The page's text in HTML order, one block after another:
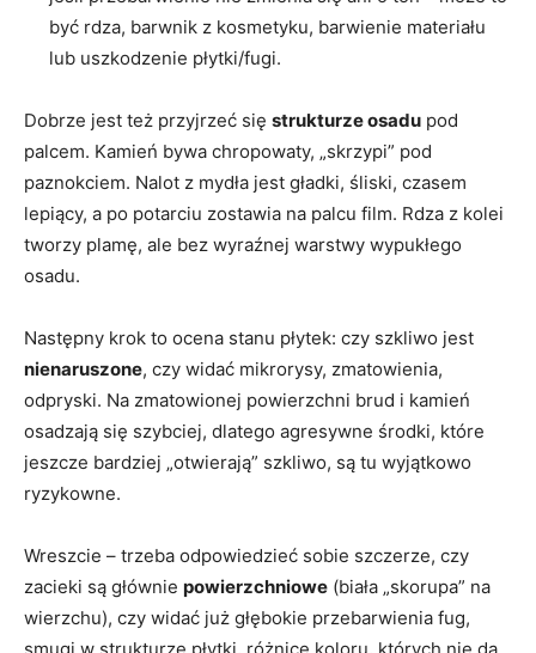
być rdza, barwnik z kosmetyku, barwienie materiału
lub uszkodzenie płytki/fugi.
Dobrze jest też przyjrzeć się strukturze osadu pod
palcem. Kamień bywa chropowaty, „skrzypi” pod
paznokciem. Nalot z mydła jest gładki, śliski, czasem
lepiący, a po potarciu zostawia na palcu film. Rdza z kolei
tworzy plamę, ale bez wyraźnej warstwy wypukłego
osadu.
Następny krok to ocena stanu płytek: czy szkliwo jest
nienaruszone, czy widać mikrorysy, zmatowienia,
odpryski. Na zmatowionej powierzchni brud i kamień
osadzają się szybciej, dlatego agresywne środki, które
jeszcze bardziej „otwierają” szkliwo, są tu wyjątkowo
ryzykowne.
Wreszcie – trzeba odpowiedzieć sobie szczerze, czy
zacieki są głównie powierzchniowe (biała „skorupa” na
wierzchu), czy widać już głębokie przebarwienia fug,